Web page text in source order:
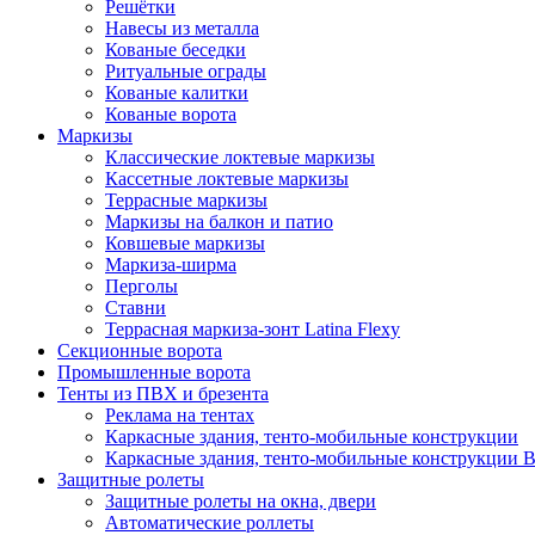
Решётки
Навесы из металла
Кованые беседки
Ритуальные ограды
Кованые калитки
Кованые ворота
Маркизы
Классические локтевые маркизы
Кассетные локтевые маркизы
Террасные маркизы
Маркизы на балкон и патио
Ковшевые маркизы
Маркиза-ширма
Перголы
Ставни
Террасная маркиза-зонт Latina Flexy
Секционные ворота
Промышленные ворота
Тенты из ПВХ и брезента
Реклама на тентах
Каркасные здания, тенто-мобильные конструкции
Каркасные здания, тенто-мобильные конструкции
Защитные ролеты
Защитные ролеты на окна, двери
Автоматические роллеты